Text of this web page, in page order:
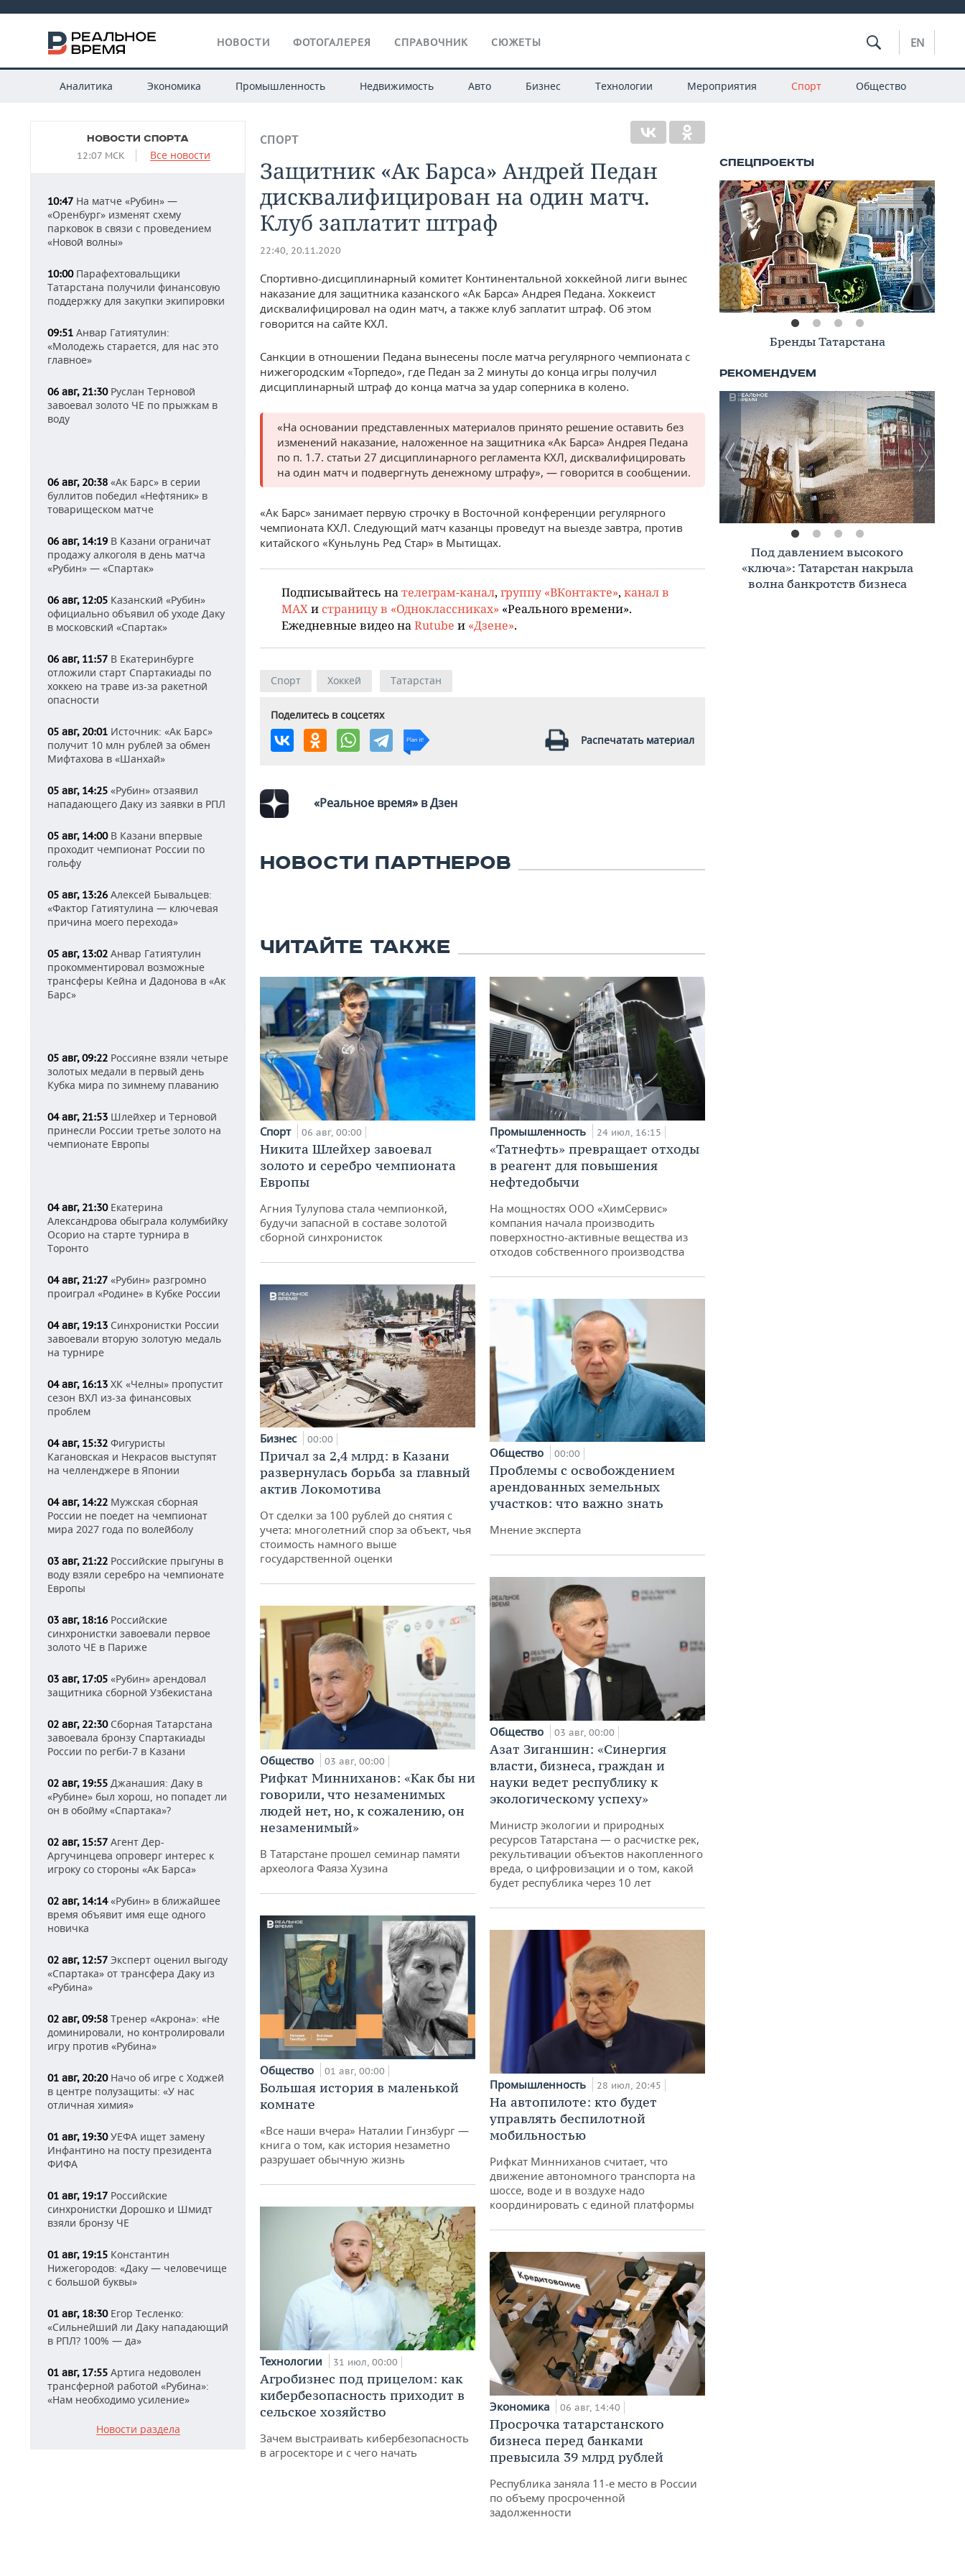
НОВОСТИ ФОТОГАЛЕРЕЯ СПРАВОЧНИК СЮЖЕТЫ EN
Аналитика Экономика Промышленность Недвижимость Авто Бизнес Технологии Мероприятия Спорт Общество
НОВОСТИ СПОРТА
12:07 МСК Все новости
10:47 На матче «Рубин» —
«Оренбург» изменят схему
парковок в связи с проведением
«Новой волны»
10:00Парафехтовальщики
Татарстана получили финансовую
поддержку для закупки экипировки
09:51 Анвар Гатиятулин:
«Молодежь старается, для нас это
главное»
06 авг, 21:30Руслан Терновой
завоевал золото ЧЕ по прыжкам в
воду
06 авг, 20:38 «Ак Барс» в серии
буллитов победил «Нефтяник» в
товарищеском матче
06 авг, 14:19 В Казани ограничат
продажу алкоголя в день матча
«Рубин» — «Спартак»
06 авг, 12:05 Казанский «Рубин»
официально объявил об уходе Даку
в московский «Спартак»
06 авг, 11:57 В Екатеринбурге
отложили старт Спартакиады по
хоккею на траве из-за ракетной
опасности
05 авг, 20:01 Источник: «Ак Барс»
получит 10 млн рублей за обмен
Мифтахова в «Шанхай»
05 авг, 14:25 «Рубин» отзаявил
нападающего Даку из заявки в РПЛ
05 авг, 14:00В Казани впервые
проходит чемпионат России по
гольфу
05 авг, 13:26 Алексей Бывальцев:
«Фактор Гатиятулина — ключевая
причина моего перехода»
05 авг, 13:02 Анвар Гатиятулин
прокомментировал возможные
трансферы Кейна и Дадонова в «Ак
Барс»
05 авг, 09:22 Россияне взяли четыре
золотых медали в первый день
Кубка мира по зимнему плаванию
04 авг, 21:53 Шлейхер и Терновой
принесли России третье золото на
чемпионате Европы
04 авг, 21:30Екатерина
Александрова обыграла колумбийку
Осорио на старте турнира в
Торонто
04 авг, 21:27 «Рубин» разгромно
проиграл «Родине» в Кубке России
04 авг, 19:13 Синхронистки России
завоевали вторую золотую медаль
на турнире
04 авг, 16:13 ХК «Челны» пропустит
сезон ВХЛ из-за финансовых
проблем
04 авг, 15:32 Фигуристы
Кагановская и Некрасов выступят
на челленджере в Японии
04 авг, 14:22 Мужская сборная
России не поедет на чемпионат
мира 2027 года по волейболу
03 авг, 21:22 Российские прыгуны в
воду взяли серебро на чемпионате
Европы
03 авг, 18:16 Российские
синхронистки завоевали первое
золото ЧЕ в Париже
03 авг, 17:05 «Рубин» арендовал
защитника сборной Узбекистана
02 авг, 22:30Сборная Татарстана
завоевала бронзу Спартакиады
России по регби-7 в Казани
02 авг, 19:55 Джанашия: Даку в
«Рубине» был хорош, но попадет ли
он в обойму «Спартака»?
02 авг, 15:57 Агент Дер-
Аргучинцева опроверг интерес к
игроку со стороны «Ак Барса»
02 авг, 14:14«Рубин» в ближайшее
время объявит имя еще одного
новичка
02 авг, 12:57 Эксперт оценил выгоду
«Спартака» от трансфера Даку из
«Рубина»
02 авг, 09:58 Тренер «Акрона»: «Не
доминировали, но контролировали
игру против «Рубина»
01 авг, 20:20Начо об игре с Ходжей
в центре полузащиты: «У нас
отличная химия»
01 авг, 19:30УЕФА ищет замену
Инфантино на посту президента
ФИФА
01 авг, 19:17 Российские
синхронистки Дорошко и Шмидт
взяли бронзу ЧЕ
01 авг, 19:15 Константин
Нижегородов: «Даку — человечище
с большой буквы»
01 авг, 18:30Егор Тесленко:
«Сильнейший ли Даку нападающий
в РПЛ? 100% — да»
01 авг, 17:55 Артига недоволен
трансферной работой «Рубина»:
«Нам необходимо усиление»
Новости раздела
СПОРТ
Защитник «Ак Барса» Андрей Педан
дисквалифицирован на один матч.
Клуб заплатит штраф
22:40, 20.11.2020
Спортивно-дисциплинарный комитет Континентальной хоккейной лиги вынес
наказание для защитника казанского «Ак Барса» Андрея Педана. Хоккеист
дисквалифицировал на один матч, а также клуб заплатит штраф. Об этом
говорится на сайте КХЛ.
Санкции в отношении Педана вынесены после матча регулярного чемпионата с
нижегородским «Торпедо», где Педан за 2 минуты до конца игры получил
дисциплинарный штраф до конца матча за удар соперника в колено.
«На основании представленных материалов принято решение оставить без
изменений наказание, наложенное на защитника «Ак Барса» Андрея Педана
по п. 1.7. статьи 27 дисциплинарного регламента КХЛ, дисквалифицировать
на один матч и подвергнуть денежному штрафу», — говорится в сообщении.
«Ак Барс» занимает первую строчку в Восточной конференции регулярного
чемпионата КХЛ. Следующий матч казанцы проведут на выезде завтра, против
китайского «Куньлунь Ред Стар» в Мытищах.
Подписывайтесь на телеграм-канал, группу «ВКонтакте», канал в
MAX и страницу в «Одноклассниках» «Реального времени».
Ежедневные видео на Rutube и «Дзене».
Спорт Хоккей Татарстан
Поделитесь в соцсетях
Распечатать материал
«Реальное время» в Дзен
НОВОСТИ ПАРТНЕРОВ
ЧИТАЙТЕ ТАКЖЕ
Спорт 06 авг, 00:00
Никита Шлейхер завоевал
золото и серебро чемпионата
Европы
Агния Тулупова стала чемпионкой,
будучи запасной в составе золотой
сборной синхронисток
Бизнес 00:00
Причал за 2,4 млрд: в Казани
развернулась борьба за главный
актив Локомотива
От сделки за 100 рублей до снятия с
учета: многолетний спор за объект, чья
стоимость намного выше
государственной оценки
Общество 03 авг, 00:00
Рифкат Минниханов: «Как бы ни
говорили, что незаменимых
людей нет, но, к сожалению, он
незаменимый»
В Татарстане прошел семинар памяти
археолога Фаяза Хузина
Общество 01 авг, 00:00
Большая история в маленькой
комнате
«Все наши вчера» Наталии Гинзбург —
книга о том, как история незаметно
разрушает обычную жизнь
Технологии 31 июл, 00:00
Агробизнес под прицелом: как
кибербезопасность приходит в
сельское хозяйство
Зачем выстраивать кибербезопасность
в агросекторе и с чего начать
Промышленность 24 июл, 16:15
«Татнефть» превращает отходы
в реагент для повышения
нефтедобычи
На мощностях ООО «ХимСервис»
компания начала производить
поверхностно-активные вещества из
отходов собственного производства
Общество 00:00
Проблемы с освобождением
арендованных земельных
участков: что важно знать
Мнение эксперта
Общество 03 авг, 00:00
Азат Зиганшин: «Синергия
власти, бизнеса, граждан и
науки ведет республику к
экологическому успеху»
Министр экологии и природных
ресурсов Татарстана — о расчистке рек,
рекультивации объектов накопленного
вреда, о цифровизации и о том, какой
будет республика через 10 лет
Промышленность 28 июл, 20:45
На автопилоте: кто будет
управлять беспилотной
мобильностью
Рифкат Минниханов считает, что
движение автономного транспорта на
шоссе, воде и в воздухе надо
координировать с единой платформы
Экономика 06 авг, 14:40
Просрочка татарстанского
бизнеса перед банками
превысила 39 млрд рублей
Республика заняла 11-е место в России
по объему просроченной
задолженности
Книжная полка
Премиальное жилье в Казани:
тренды, критерии, покупатели в
2026 году